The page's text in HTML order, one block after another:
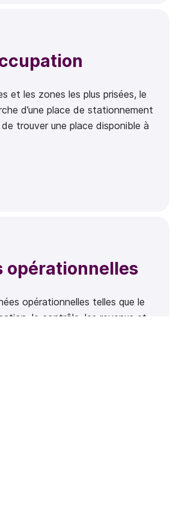
et les zones les plus prisées, le
d’une place de stationnement
trouver une place disponible à
opérationnelles
opérationnelles telles que le
le contrôle, les revenus et